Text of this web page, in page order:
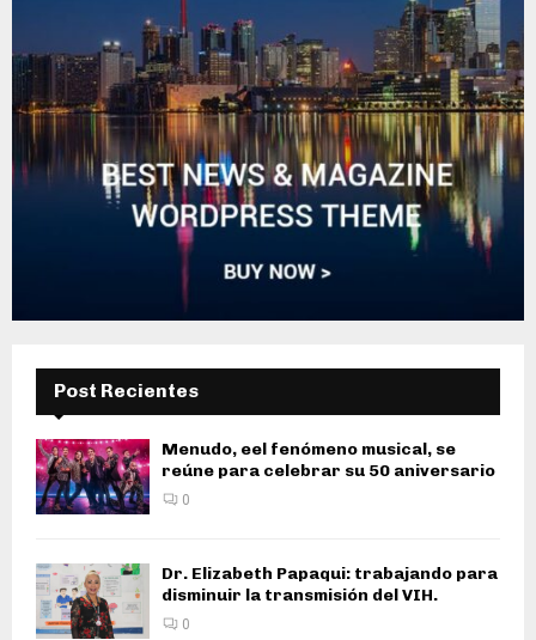
Post Recientes
Menudo, eel fenómeno musical, se
reúne para celebrar su 50 aniversario
0
Dr. Elizabeth Papaqui: trabajando para
disminuir la transmisión del VIH.
0